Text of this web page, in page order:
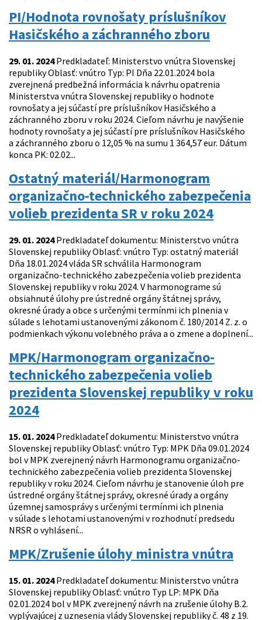
PI/Hodnota rovnošaty príslušníkov
Hasičského a záchranného zboru
29. 01. 2024Predkladateľ: Ministerstvo vnútra Slovenskej
republiky Oblasť: vnútro Typ: PI Dňa 22.01.2024 bola
zverejnená predbežná informácia k návrhu opatrenia
Ministerstva vnútra Slovenskej republiky o hodnote
rovnošaty a jej súčastí pre príslušníkov Hasičského a
záchranného zboru v roku 2024. Cieľom návrhu je navýšenie
hodnoty rovnošaty a jej súčastí pre príslušníkov Hasičského
a záchranného zboru o 12,05 % na sumu 1 364,57 eur. Dátum
konca PK: 02.02...
Ostatný materiál/Harmonogram
organizačno-technického zabezpečenia
volieb prezidenta SR v roku 2024
29. 01. 2024Predkladateľ dokumentu: Ministerstvo vnútra
Slovenskej republiky Oblasť: vnútro Typ: ostatný materiál
Dňa 18.01.2024 vláda SR schválila Harmonogram
organizačno-technického zabezpečenia volieb prezidenta
Slovenskej republiky v roku 2024. V harmonograme sú
obsiahnuté úlohy pre ústredné orgány štátnej správy,
okresné úrady a obce s určenými termínmi ich plnenia v
súlade s lehotami ustanovenými zákonom č. 180/2014 Z. z. o
podmienkach výkonu volebného práva a o zmene a doplnení...
MPK/Harmonogram organizačno-
technického zabezpečenia volieb
prezidenta Slovenskej republiky v roku
2024
15. 01. 2024Predkladateľ dokumentu: Ministerstvo vnútra
Slovenskej republiky Oblasť: vnútro Typ: MPK Dňa 09.01.2024
bol v MPK zverejnený návrh Harmonogramu organizačno-
technického zabezpečenia volieb prezidenta Slovenskej
republiky v roku 2024. Cieľom návrhu je stanovenie úloh pre
ústredné orgány štátnej správy, okresné úrady a orgány
územnej samosprávy s určenými termínmi ich plnenia
v súlade s lehotami ustanovenými v rozhodnutí predsedu
NRSR o vyhlásení...
MPK/Zrušenie úlohy ministra vnútra
15. 01. 2024Predkladateľ dokumentu: Ministerstvo vnútra
Slovenskej republiky Oblasť: vnútro Typ LP: MPK Dňa
02.01.2024 bol v MPK zverejnený návrh na zrušenie úlohy B.2.
vyplývajúcej z uznesenia vlády Slovenskej republiky č. 48 z 19.